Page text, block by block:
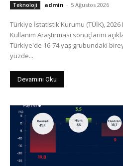
Teknoloji admin - 5 Ağustos 2026
Türkiye İstatistik Kurumu (TÜİK),
Kullanım Araştırması sonuçlarını
Türkiye'de 16-74 yaş grubundaki
yüzde...
Devamını Oku